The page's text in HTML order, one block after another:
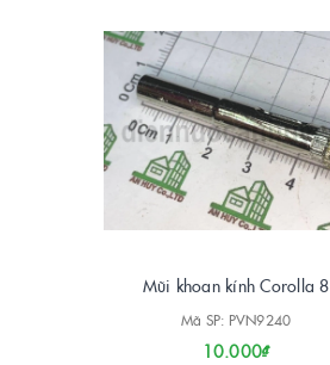
Mũi khoan kính Corolla 8
Mã SP: PVN9240
10.000₫